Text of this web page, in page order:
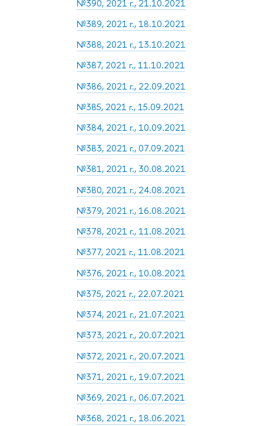
№390, 2021 г., 21.10.2021
№389, 2021 г., 18.10.2021
№388, 2021 г., 13.10.2021
№387, 2021 г., 11.10.2021
№386, 2021 г., 22.09.2021
№385, 2021 г., 15.09.2021
№384, 2021 г., 10.09.2021
№383, 2021 г., 07.09.2021
№381, 2021 г., 30.08.2021
№380, 2021 г., 24.08.2021
№379, 2021 г., 16.08.2021
№378, 2021 г., 11.08.2021
№377, 2021 г., 11.08.2021
№376, 2021 г., 10.08.2021
№375, 2021 г., 22.07.2021
№374, 2021 г., 21.07.2021
№373, 2021 г., 20.07.2021
№372, 2021 г., 20.07.2021
№371, 2021 г., 19.07.2021
№369, 2021 г., 06.07.2021
№368, 2021 г., 18.06.2021